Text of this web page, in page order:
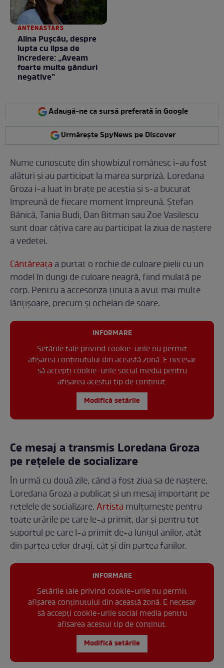
ANTENASTARS
Alina Pușcău, despre
lupta cu lipsa de
încredere: „Aveam
foarte multe gânduri
negative”
Adaugă-ne ca sursă preferată în Google
Urmărește SpyNews pe Discover
Nume cunoscute din showbizul românesc i-au fost
alături și au participat la marea surpriză. Loredana
Groza i-a luat în brațe pe aceștia și s-a bucurat
împreună de fiecare moment împreună. Ștefan
Bănică, Tania Budi, Dan Bitman sau Zoe Vasilescu
sunt doar câțiva care au participat la ziua de naștere
a vedetei.
Cântăreațaa purtat o rochie de culoare pielii cu un
model în dungi de culoare neagră, fiind mulată pe
corp. Pentru a accesoriza ținuta a avut mai multe
lănțișoare, precum și ochelari de soare.
INFORMARE
Setările tale privind cookie-urile nu permit
afișarea conținutului din această zonă. E necesar
să accepți cookie-urile social media pentru
afisarea acestui tip de conținut.
Modifică setările
Ce mesaj a transmis Loredana Groza
pe rețelele de socializare
În urmă cu două zile, când a fost ziua sa de naștere,
Loredana Groza a publicat și un mesaj important pe
rețelele de socializare.Artista mulțumește pentru
toate urările pe care le-a primit, dar și pentru tot
suportul pe care l-a primit de-a lungul anilor, atât
din partea celor dragi, cât și din partea fanilor.
INFORMARE
Setările tale privind cookie-urile nu permit
afișarea conținutului din această zonă. E necesar
să accepți cookie-urile social media pentru
afisarea acestui tip de conținut.
Modifică setările